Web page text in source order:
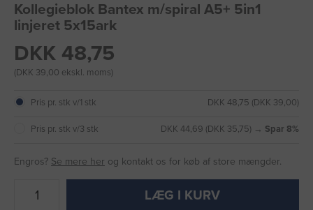
Kollegieblok Bantex m/spiral A5+ 5in1
linjeret 5x15ark
DKK 48,75
(DKK 39,00 ekskl. moms)
Pris pr. stk v/1 stk DKK 48,75 (DKK 39,00)
Pris pr. stk v/3 stk DKK 44,69 (DKK 35,75) → Spar 8%
Engros? Se mere her og kontakt os for køb af store mængder.
LÆG I KURV